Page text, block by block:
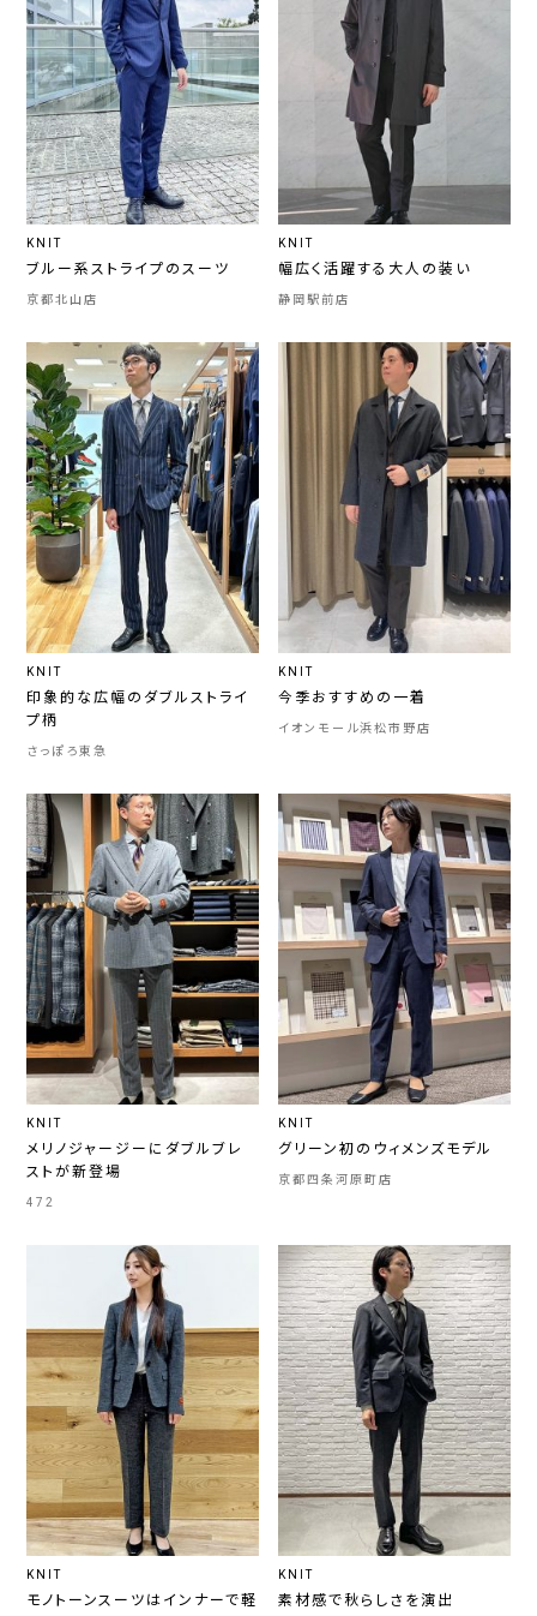
KNIT
ブルー系ストライプのスーツ
京都北山店
KNIT
幅広く活躍する大人の装い
静岡駅前店
KNIT
印象的な広幅のダブルストライ
プ柄
さっぽろ東急
KNIT
今季おすすめの一着
イオンモール浜松市野店
KNIT
メリノジャージーにダブルブレ
ストが新登場
472
KNIT
グリーン初のウィメンズモデル
京都四条河原町店
KNIT
モノトーンスーツはインナーで軽
KNIT
素材感で秋らしさを演出